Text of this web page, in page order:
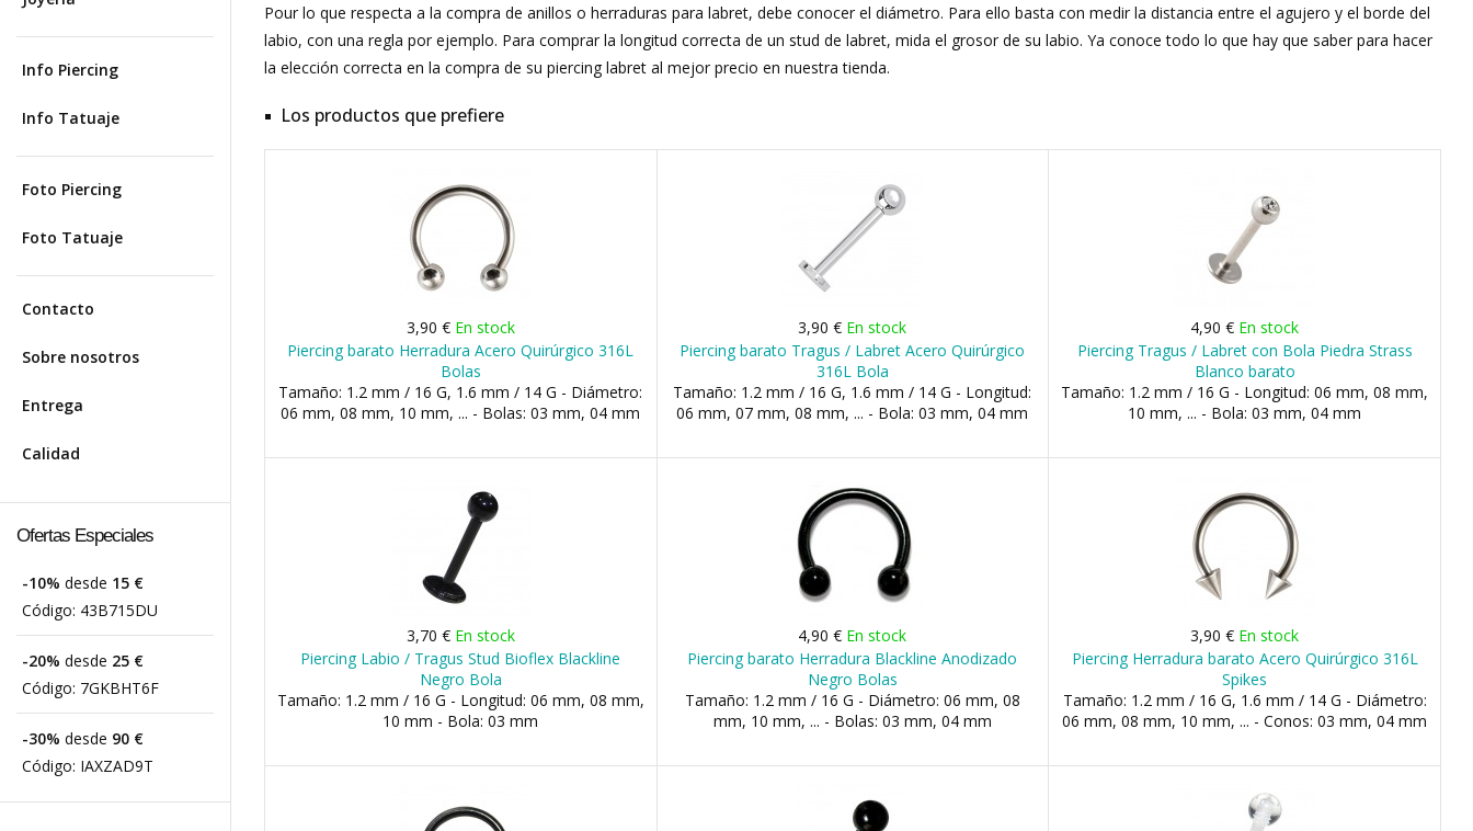
Info Piercing
Info Tatuaje
Foto Piercing
Foto Tatuaje
Contacto
Sobre nosotros
Entrega
Calidad
Ofertas Especiales
-10% desde 15 €
Código: 43B715DU
-20% desde 25 €
Código: 7GKBHT6F
-30% desde 90 €
Código: IAXZAD9T
Pour lo que respecta a la compra de anillos o herraduras para labret, debe conocer el diámetro. Para ello basta con medir la distancia entre el agujero y el borde del
labio, con una regla por ejemplo. Para comprar la longitud correcta de un stud de labret, mida el grosor de su labio. Ya conoce todo lo que hay que saber para hacer
la elección correcta en la compra de su piercing labret al mejor precio en nuestra tienda.
Los productos que prefiere
3,90 € En stock
Piercing barato Herradura Acero Quirúrgico 316L
Bolas
Tamaño: 1.2 mm / 16 G, 1.6 mm / 14 G - Diámetro:
06 mm, 08 mm, 10 mm, ... - Bolas: 03 mm, 04 mm
3,90 € En stock
Piercing barato Tragus / Labret Acero Quirúrgico
316L Bola
Tamaño: 1.2 mm / 16 G, 1.6 mm / 14 G - Longitud:
06 mm, 07 mm, 08 mm, ... - Bola: 03 mm, 04 mm
4,90 € En stock
Piercing Tragus / Labret con Bola Piedra Strass
Blanco barato
Tamaño: 1.2 mm / 16 G - Longitud: 06 mm, 08 mm,
10 mm, ... - Bola: 03 mm, 04 mm
3,70 € En stock
Piercing Labio / Tragus Stud Bioflex Blackline
Negro Bola
Tamaño: 1.2 mm / 16 G - Longitud: 06 mm, 08 mm,
10 mm - Bola: 03 mm
4,90 € En stock
Piercing barato Herradura Blackline Anodizado
Negro Bolas
Tamaño: 1.2 mm / 16 G - Diámetro: 06 mm, 08
mm, 10 mm, ... - Bolas: 03 mm, 04 mm
3,90 € En stock
Piercing Herradura barato Acero Quirúrgico 316L
Spikes
Tamaño: 1.2 mm / 16 G, 1.6 mm / 14 G - Diámetro:
06 mm, 08 mm, 10 mm, ... - Conos: 03 mm, 04 mm